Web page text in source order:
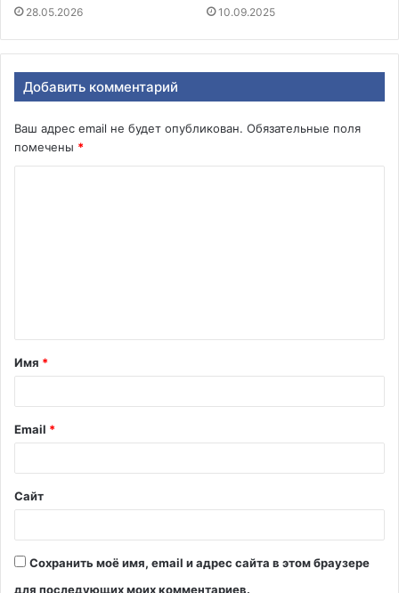
28.05.2026 10.09.2025
Добавить комментарий
Ваш адрес email не будет опубликован. Обязательные поля
помечены *
т
а
й
*
Имя *
Email *
Сайт
Сохранить моё имя, email и адрес сайта в этом браузере
для последующих моих комментариев.